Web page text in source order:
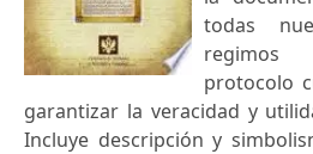
todas
protocolo
garantizar la veracidad y
Incluye descripción y